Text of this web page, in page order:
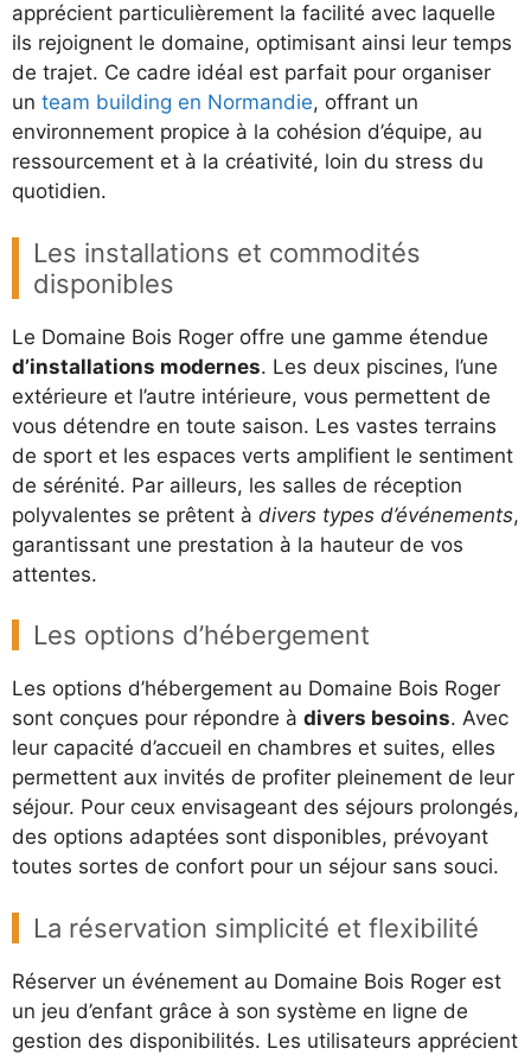
apprécient particulièrement la facilité avec laquelle
ils rejoignent le domaine, optimisant ainsi leur temps
de trajet. Ce cadre idéal est parfait pour organiser
un team building en Normandie, offrant un
environnement propice à la cohésion d’équipe, au
ressourcement et à la créativité, loin du stress du
quotidien.
Les installations et commodités
disponibles
Le Domaine Bois Roger offre une gamme étendue
d’installations modernes. Les deux piscines, l’une
extérieure et l’autre intérieure, vous permettent de
vous détendre en toute saison. Les vastes terrains
de sport et les espaces verts amplifient le sentiment
de sérénité. Par ailleurs, les salles de réception
polyvalentes se prêtent à divers types d’événements,
garantissant une prestation à la hauteur de vos
attentes.
Les options d’hébergement
Les options d’hébergement au Domaine Bois Roger
sont conçues pour répondre à divers besoins. Avec
leur capacité d’accueil en chambres et suites, elles
permettent aux invités de profiter pleinement de leur
séjour. Pour ceux envisageant des séjours prolongés,
des options adaptées sont disponibles, prévoyant
toutes sortes de confort pour un séjour sans souci.
La réservation simplicité et flexibilité
Réserver un événement au Domaine Bois Roger est
un jeu d’enfant grâce à son système en ligne de
gestion des disponibilités. Les utilisateurs apprécient